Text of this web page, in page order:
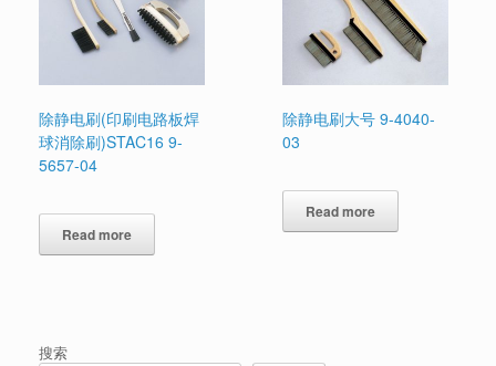
除静电刷(印刷电路板焊
球消除刷)STAC16 9-
5657-04
Read more
除静电刷大号 9-4040-
03
Read more
搜索